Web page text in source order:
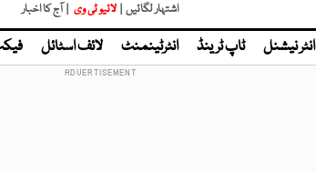
اشتہار لگائیں | لائیو ٹی وی | آج کا اخبار
انٹر نیشنل ٹاپ ٹرینڈ انٹرٹینمنٹ لائف اسٹائل